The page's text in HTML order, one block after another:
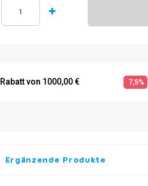
Rabatt von 1000,00 € 7,5%
Ergänzende Produkte